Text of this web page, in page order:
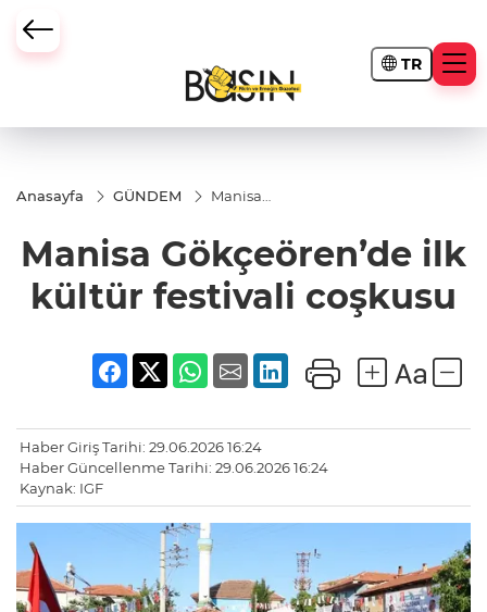
TR
Anasayfa GÜNDEM
Manisa
festivali
coşkusu
Manisa Gökçeören’de ilk
kültür festivali coşkusu
Haber Giriş Tarihi: 29.06.2026 16:24
Haber Güncellenme Tarihi: 29.06.2026 16:24
Kaynak: IGF